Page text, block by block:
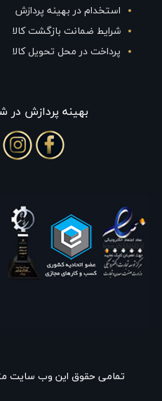
استخدام در بهینه پردازش
شرایط ضمانت بازگشت کالا
پرداخت در محل تحویل کالا
بهينه پردازش در
تمامی حقوق این وب سایت